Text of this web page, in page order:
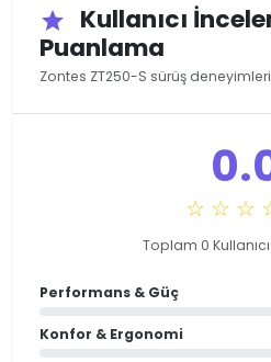
star
Kullanıcı
Puanlama
Zontes ZT250-S sürüş deneyimleri
☆ ☆ ☆
Toplam 0
Performans & Güç
Konfor & Ergonomi